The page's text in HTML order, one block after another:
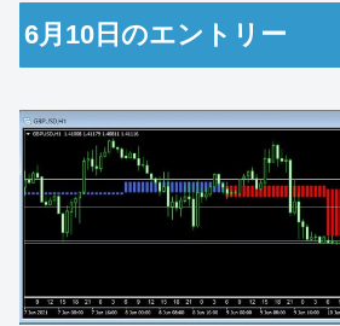
6月10日のエントリー